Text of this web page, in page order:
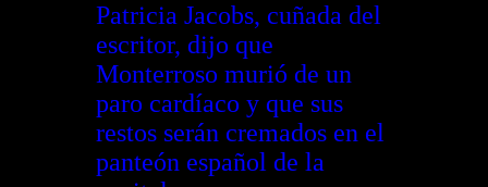
Patricia Jacobs, cuñada del
escritor, dijo que
Monterroso murió de un
paro cardíaco y que sus
restos serán cremados en el
panteón español de la